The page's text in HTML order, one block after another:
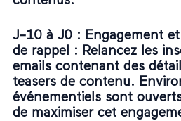
J-10 à J0 : Engagement
de rappel
: Relancez les
emails contenant des
teasers de contenu.
événementiels sont
de maximiser cet